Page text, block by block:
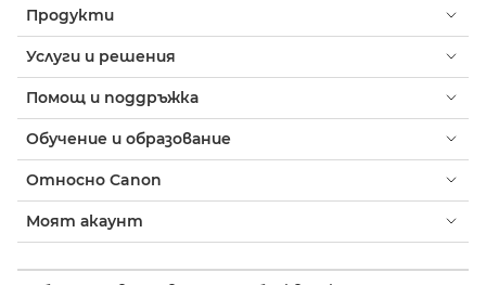
Продукти
Услуги и решения
Помощ и поддръжка
Обучение и образование
Относно Canon
Моят акаунт